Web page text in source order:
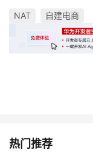
NAT 自建电商
热门推荐